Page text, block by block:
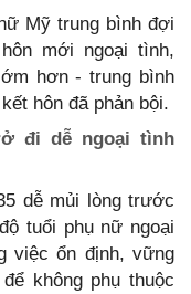
Mỹ trung bình đợi
mới ngoại tình,
hơn - trung bình
hôn đã phản bội.
đi dễ ngoại tình
dễ mủi lòng trước
tuổi phụ nữ ngoại
việc ổn định, vững
không phụ thuộc